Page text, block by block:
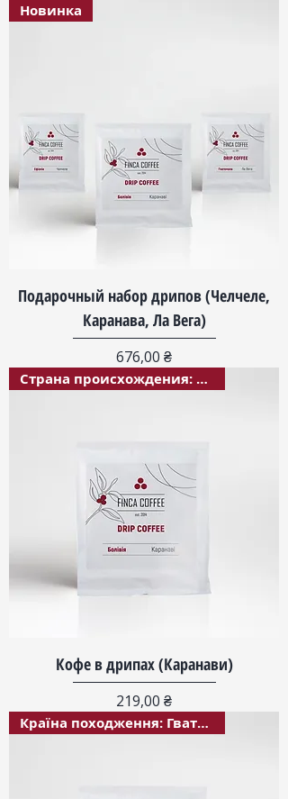
Новинка
Подарочный набор дрипов (Челчеле,
Каранава, Ла Вега)
Цена
676,00 ₴
Страна происхождения: Боливия
Кофе в дрипах (Каранави)
Цена
219,00 ₴
Країна походження: Гватемала